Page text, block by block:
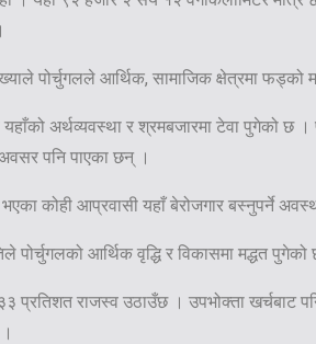
पोर्चुगलले आर्थिक, सामाजिक क्षेत्रमा फड्को
अर्थव्यवस्था र श्रमबजारमा टेवा पुगेको
पनि पाएका छन् ।
भएका कोही आप्रवासी यहाँ बेरोजगार बस्नुपर्ने
पोर्चुगलको आर्थिक वृद्धि र विकासमा मद्धत
प्रतिशत राजस्व उठाउँछ । उपभोक्ता खर्चबाट